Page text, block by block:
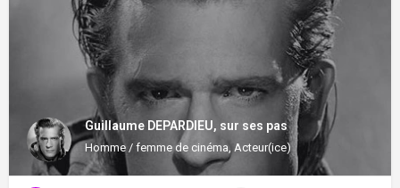
Guillaume DEPARDIEU, sur ses pas
Homme / femme de cinéma, Acteur(ice)